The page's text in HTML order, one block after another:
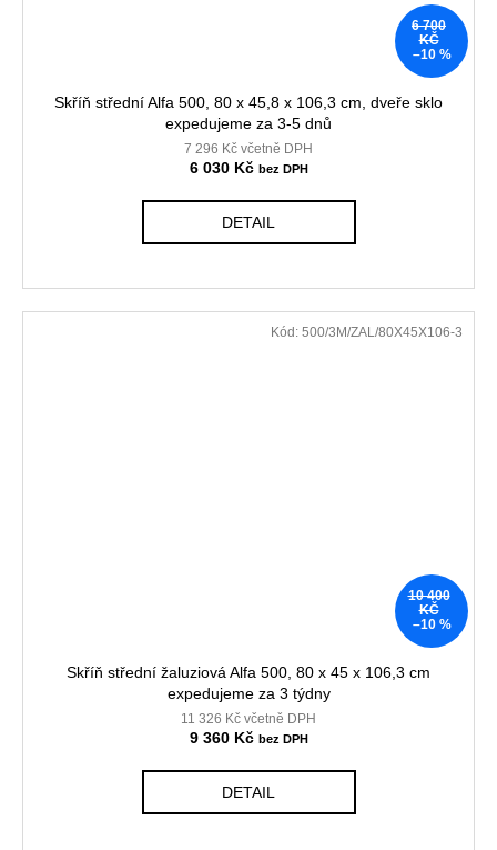
6 700
KČ
–10 %
Skříň střední Alfa 500, 80 x 45,8 x 106,3 cm, dveře sklo
expedujeme za 3-5 dnů
7 296 Kč včetně DPH
6 030 Kč
DETAIL
10 400
KČ
–10 %
Skříň střední žaluziová Alfa 500, 80 x 45 x 106,3 cm
expedujeme za 3 týdny
11 326 Kč včetně DPH
9 360 Kč
DETAIL
Kód: 500/3M/ZAL/80X45X106-3